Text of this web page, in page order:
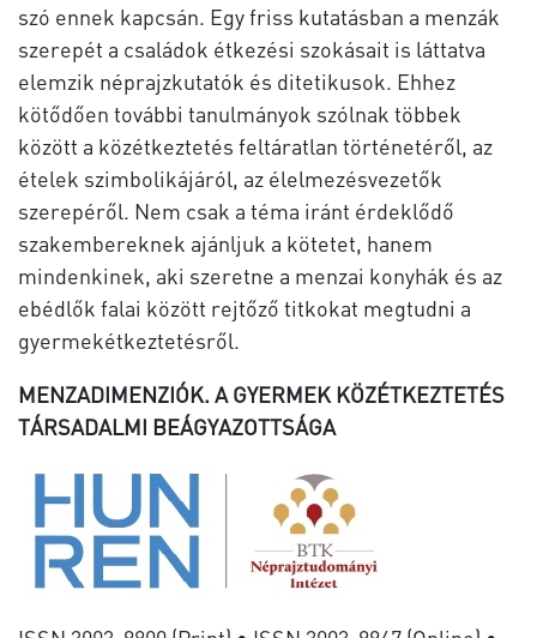
szó ennek kapcsán. Egy friss kutatásban a menzák
szerepét a családok étkezési szokásait is láttatva
elemzik néprajzkutatók és ditetikusok. Ehhez
kötődően további tanulmányok szólnak többek
között a közétkeztetés feltáratlan történetéről, az
ételek szimbolikájáról, az élelmezésvezetők
szerepéről. Nem csak a téma iránt érdeklődő
szakembereknek ajánljuk a kötetet, hanem
mindenkinek, aki szeretne a menzai konyhák és az
ebédlők falai között rejtőző titkokat megtudni a
gyermekétkeztetésről.
MENZADIMENZIÓK. A GYERMEK KÖZÉTKEZTETÉS
TÁRSADALMI BEÁGYAZOTTSÁGA